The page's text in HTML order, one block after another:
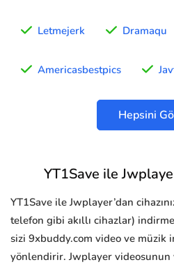
Letmejerk Dramaqu
Americasbestpics
Hepsini
YT1Save ile
YT1Save ile Jwplayer’dan
telefon gibi akıllı cihazlar)
sizi 9xbuddy.com video ve müzik
yönlendirir. Jwplayer